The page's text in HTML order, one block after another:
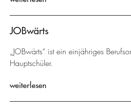
JOBwärts
„JOBwärts“ ist ein einjähriges
Hauptschüler.
weiterlesen